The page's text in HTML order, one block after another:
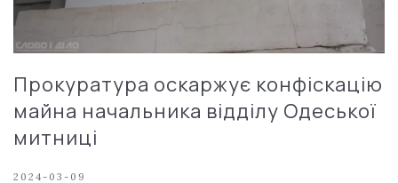
Прокуратура оскаржує конфіскацію
майна начальника відділу Одеської
митниці
2024-03-09